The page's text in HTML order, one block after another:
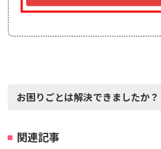
お困りごとは解決できましたか？
関連記事